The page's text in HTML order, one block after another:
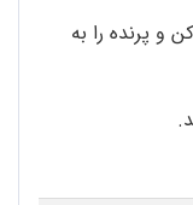
و پرنده را به